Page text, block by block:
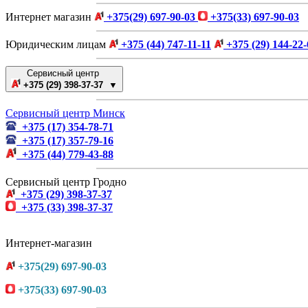
Интернет магазин +375(29) 697-90-03 +375(33) 697-90-03
Юридическим лицам +375 (44) 747-11-11 +375 (29) 144-
Сервисный центр
+375 (29) 398-37-37 ▼
Сервисный центр Минск
+375 (17) 354-78-71
+375 (17) 357-79-16
+375 (44) 779-43-88
Сервисный центр Гродно
+375 (29) 398-37-37
+375 (33) 398-37-37
Интернет-магазин
+375(29) 697-90-03
+375(33) 697-90-03